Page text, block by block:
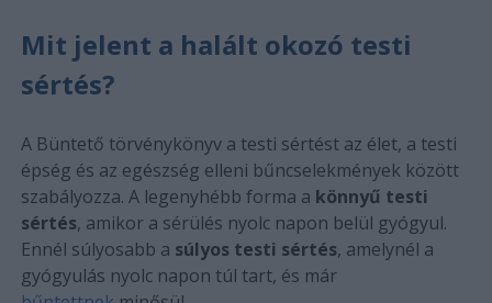
Mit jelent a halált okozó testi
sértés?
A Büntető törvénykönyv a testi sértést az élet, a testi
épség és az egészség elleni bűncselekmények között
szabályozza. A legenyhébb forma a könnyű testi
sértés, amikor a sérülés nyolc napon belül gyógyul.
Ennél súlyosabb a súlyos testi sértés, amelynél a
gyógyulás nyolc napon túl tart, és már